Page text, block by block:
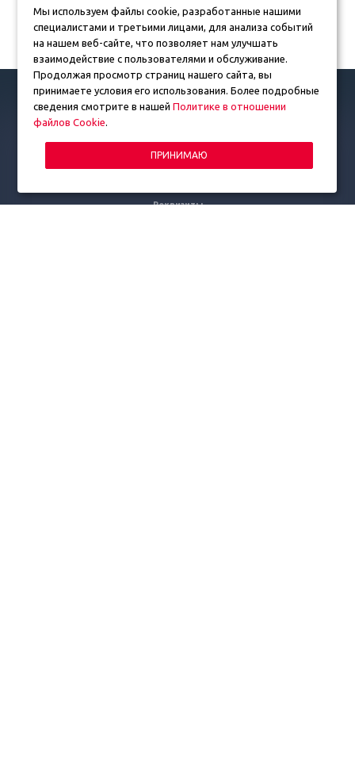
КОМПАНИЯ
Партнеры
Реквизиты
Мы используем файлы cookie, разработанные нашими
специалистами и третьими лицами, для анализа событий
на нашем веб-сайте, что позволяет нам улучшать
взаимодействие с пользователями и обслуживание.
Продолжая просмотр страниц нашего сайта, вы
принимаете условия его использования. Более подробные
сведения смотрите в нашейПолитике в отношении
файлов Cookie.
ПРИНИМАЮ